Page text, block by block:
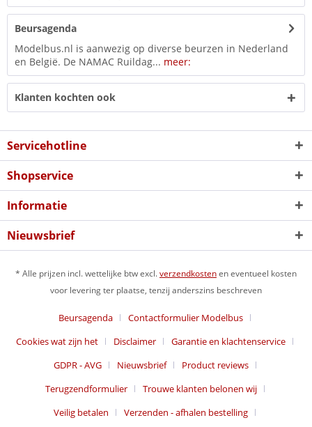
Beursagenda
Modelbus.nl is aanwezig op diverse beurzen in Nederland
en België. De NAMAC Ruildag... meer:
Klanten kochten ook
Servicehotline
Shopservice
Informatie
Nieuwsbrief
* Alle prijzen incl. wettelijke btw excl.verzendkostenen eventueel kosten
voor levering ter plaatse, tenzij anderszins beschreven
Beursagenda
Contactformulier Modelbus
Cookies wat zijn het
Disclaimer
Garantie en klachtenservice
GDPR - AVG
Nieuwsbrief
Product reviews
Terugzendformulier
Trouwe klanten belonen wij
Veilig betalen
Verzenden - afhalen bestelling